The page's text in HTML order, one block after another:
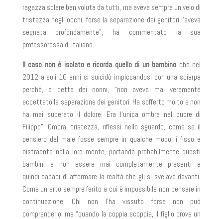
ragazza solare ben voluta da tutti, ma aveva sempre un velo di
tristezza negli occhi, forse la separazione dei genitori l’aveva
segnata profondamente”, ha commentato la sua
professoressa di italiano.
Il caso non è isolato e ricorda quello di un bambino che nel
2012 a soli 10 anni si suicidò impiccandosi con una sciarpa
perché, a detta dei nonni, “non aveva mai veramente
accettato la separazione dei genitori. Ha sofferto molto e non
ha mai superato il dolore. Era l’unica ombra nel cuore di
Filippo”. Ombra, tristezza, riflessi nello sguardo, come se il
pensiero del male fosse sempre in qualche modo lì fisso e
distraente nella loro mente, portando probabilmente questi
bambini a non essere mai completamente presenti e
quindi capaci di affermare la realtà che gli si svelava davanti.
Come un arto sempre ferito a cui è impossibile non pensare in
continuazione. Chi non l’ha vissuto forse non può
comprenderlo, ma “quando la coppia scoppia, il figlio prova un